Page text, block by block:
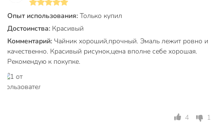
Материал ручки
Тип дна
Декор
с декором
Цвет
стеклокерамических
Опыт использования: Только купил
Достоинства: Красивый
Комментарий: Чайник хороший,прочный. Эмаль лежит ровно и
качественно. Красивый рисунок,цена вполне себе хорошая.
Рекомендую к покупке.
4 1